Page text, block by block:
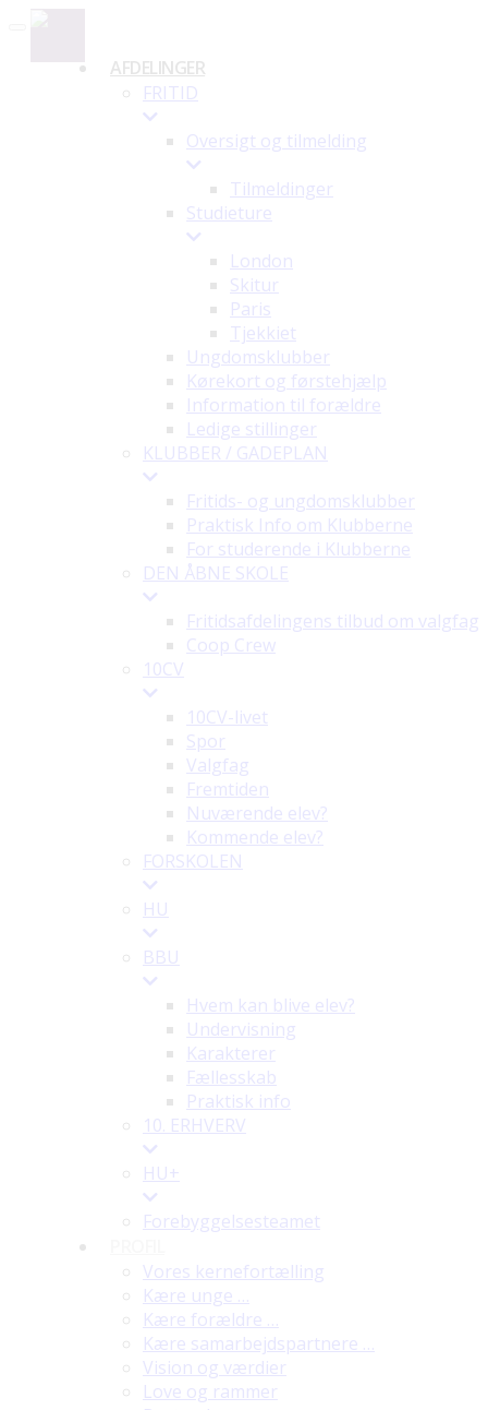
AFDELINGER
FRITID
Oversigt og tilmelding
Tilmeldinger
Studieture
London
Skitur
Paris
Tjekkiet
Ungdomsklubber
Kørekort og førstehjælp
Information til forældre
Ledige stillinger
KLUBBER / GADEPLAN
Fritids- og ungdomsklubber
Praktisk Info om Klubberne
For studerende i Klubberne
DEN ÅBNE SKOLE
Fritidsafdelingens tilbud om valgfag
Coop Crew
10CV
10CV-livet
Spor
Valgfag
Fremtiden
Nuværende elev?
Kommende elev?
FORSKOLEN
HU
BBU
Hvem kan blive elev?
Undervisning
Karakterer
Fællesskab
Praktisk info
10. ERHVERV
HU+
Forebyggelsesteamet
Vores kernefortælling
Kære unge …
Kære forældre …
Kære samarbejdspartnere …
Vision og værdier
Love og rammer